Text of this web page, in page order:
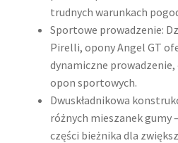
trudnych warunkach
Sportowe prowadzenie:
Pirelli, opony Angel GT
dynamiczne
opon sportowych.
Dwuskładnikowa
różnych mieszanek gumy
części bieżnika dla